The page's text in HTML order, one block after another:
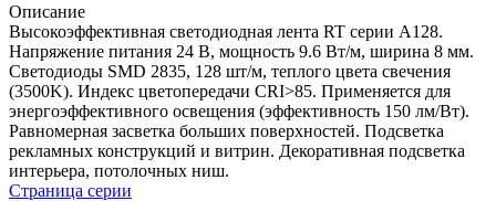
Описание
Высокоэффективная светодиодная лента RT серии A128.
Напряжение питания 24 В, мощность 9.6 Вт/м, ширина 8 мм.
Светодиоды SMD 2835, 128 шт/м, теплого цвета свечения
(3500K). Индекс цветопередачи CRI>85. Применяется для
энергоэффективного освещения (эффективность 150 лм/Вт).
Равномерная засветка больших поверхностей. Подсветка
рекламных конструкций и витрин. Декоративная подсветка
интерьера, потолочных ниш.
Страница серии